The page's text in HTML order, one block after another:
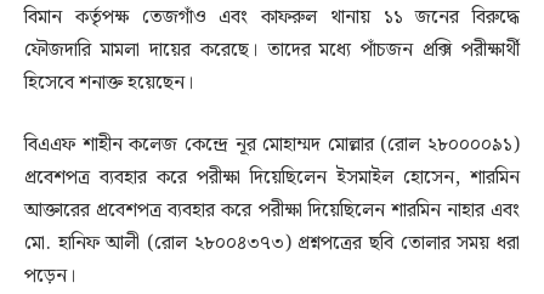
বিমান কর্তৃপক্ষ তেজগাঁও এবং কাফরুল থানায় ১১ জনের বিরুদ্ধে
ফৌজদারি মামলা দায়ের করেছে। তাদের মধ্যে পাঁচজন প্রক্সি পরীক্ষার্থী
হিসেবে শনাক্ত হয়েছেন।
বিএএফ শাহীন কলেজ কেন্দ্রে নূর মোহাম্মদ মোল্লার (রোল ২৮০০০০৯১)
প্রবেশপত্র ব্যবহার করে পরীক্ষা দিয়েছিলেন ইসমাইল হোসেন, শারমিন
আক্তারের প্রবেশপত্র ব্যবহার করে পরীক্ষা দিয়েছিলেন শারমিন নাহার এবং
মো. হানিফ আলী (রোল ২৮০০৪৩৭৩) প্রশ্নপত্রের ছবি তোলার সময় ধরা
পড়েন।